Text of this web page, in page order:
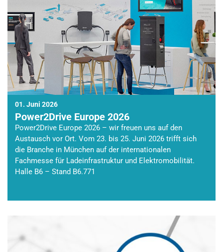
01. Juni 2026
Power2Drive Europe 2026
Power2Drive Europe 2026 – wir freuen uns auf den
Austausch vor Ort. Vom 23. bis 25. Juni 2026 trifft sich
die Branche in München auf der internationalen
Fachmesse für Ladeinfrastruktur und Elektromobilität.
Halle B6 – Stand B6.771